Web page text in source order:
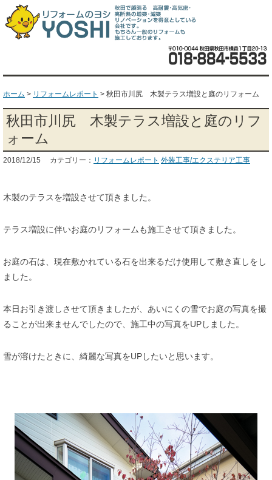
ホーム > リフォームレポート > 秋田市川尻 木製テラス増設と庭のリフォーム
秋田市川尻 木製テラス増設と庭のリフ
ォーム
2018/12/15 カテゴリー： リフォームレポート 外装工事/エクステリア工事
木製のテラスを増設させて頂きました。
テラス増設に伴いお庭のリフォームも施工させて頂きました。
お庭の石は、現在敷かれている石を出来るだけ使用して敷き直しをし
ました。
本日お引き渡しさせて頂きましたが、あいにくの雪でお庭の写真を撮
ることが出来ませんでしたので、施工中の写真をUPしました。
雪が溶けたときに、綺麗な写真をUPしたいと思います。